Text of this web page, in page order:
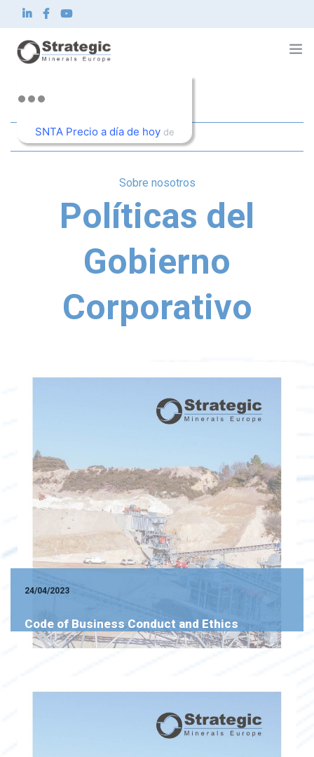
Strategic Minerals Europe Corp.
Qué hacemos
Innovación
SNTA Precio a día de hoyde
TradingView
< Volver a «Sobre nosotros»
Sobre nosotros
Políticas del
Gobierno
Corporativo
24/04/2023
Code of Business Conduct and Ethics